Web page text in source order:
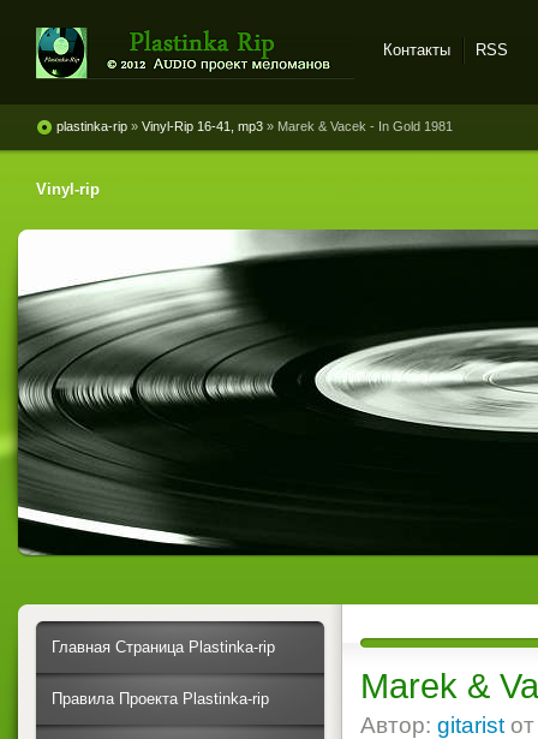
винила и магнитоальбомов
Контакты RSS
plastinka-rip » Vinyl-Rip 16-41, mp3 » Marek & Vacek - In Gold 1981
Vinyl-rip
Marek &
Автор: gitarist
Главная Страница Plastinka-rip
Правила Проекта Plastinka-rip